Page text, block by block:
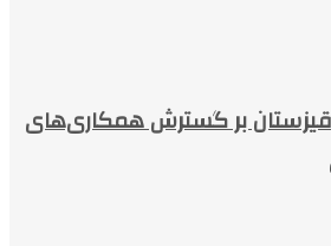
بر گسترش همکاری‌های